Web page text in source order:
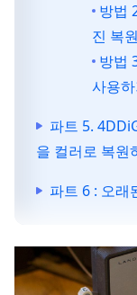
방법
진 복
방법
사용
파트 5.
을 컬러로 복원
파트 6 : 오래